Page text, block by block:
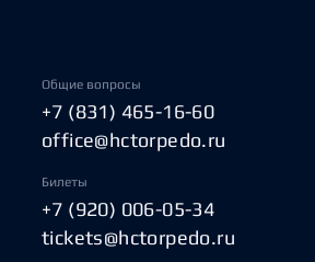
Общие вопросы
+7 (831) 465-16-60
office@hctorpedo.ru
Билеты
+7 (920) 006-05-34
tickets@hctorpedo.ru